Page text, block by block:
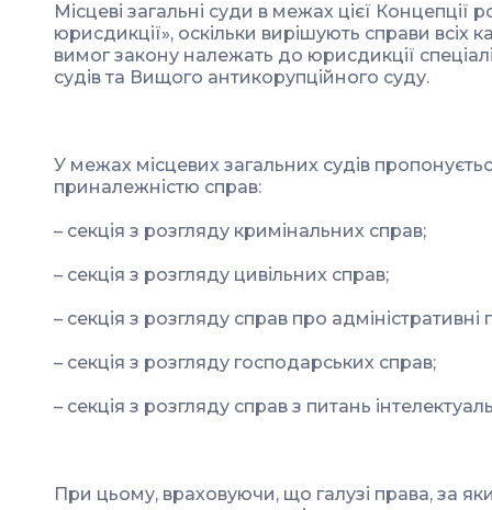
Місцеві загальні суди в межах цієї Концепції
юрисдикції», оскільки вирішують справи всіх
вимог закону належать до юрисдикції
судів та Вищого антикорупційного суду.
У межах місцевих загальних судів
приналежністю справ:
– секція з розгляду кримінальних справ;
– секція з розгляду цивільних справ;
– секція з розгляду справ про
– секція з розгляду господарських справ;
– секція з розгляду справ з питань
При цьому, враховуючи, що галузі права, за